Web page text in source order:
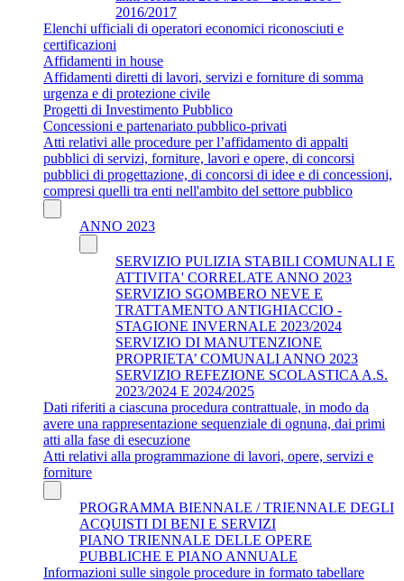
2016/2017
Elenchi ufficiali di operatori economici riconosciuti e
certificazioni
Affidamenti in house
Affidamenti diretti di lavori, servizi e forniture di somma
urgenza e di protezione civile
Progetti di Investimento Pubblico
Concessioni e partenariato pubblico-privati
Atti relativi alle procedure per l’affidamento di appalti
pubblici di servizi, forniture, lavori e opere, di concorsi
pubblici di progettazione, di concorsi di idee e di concessioni,
compresi quelli tra enti nell'ambito del settore pubblico
ANNO 2023
SERVIZIO PULIZIA STABILI COMUNALI E
ATTIVITA' CORRELATE ANNO 2023
SERVIZIO SGOMBERO NEVE E
TRATTAMENTO ANTIGHIACCIO -
STAGIONE INVERNALE 2023/2024
SERVIZIO DI MANUTENZIONE
PROPRIETA’ COMUNALI ANNO 2023
SERVIZIO REFEZIONE SCOLASTICA A.S.
2023/2024 E 2024/2025
Dati riferiti a ciascuna procedura contrattuale, in modo da
avere una rappresentazione sequenziale di ognuna, dai primi
atti alla fase di esecuzione
Atti relativi alla programmazione di lavori, opere, servizi e
forniture
PROGRAMMA BIENNALE / TRIENNALE DEGLI
ACQUISTI DI BENI E SERVIZI
PIANO TRIENNALE DELLE OPERE
PUBBLICHE E PIANO ANNUALE
Informazioni sulle singole procedure in formato tabellare